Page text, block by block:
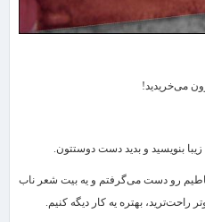
می‌خریدید!
بنویسید و بدید دست دوستتون.
رو دست می‌گرفتم و یه بیت شعر ناب
راحت‌ترید، بهتره یه كار دیگه كنیم.